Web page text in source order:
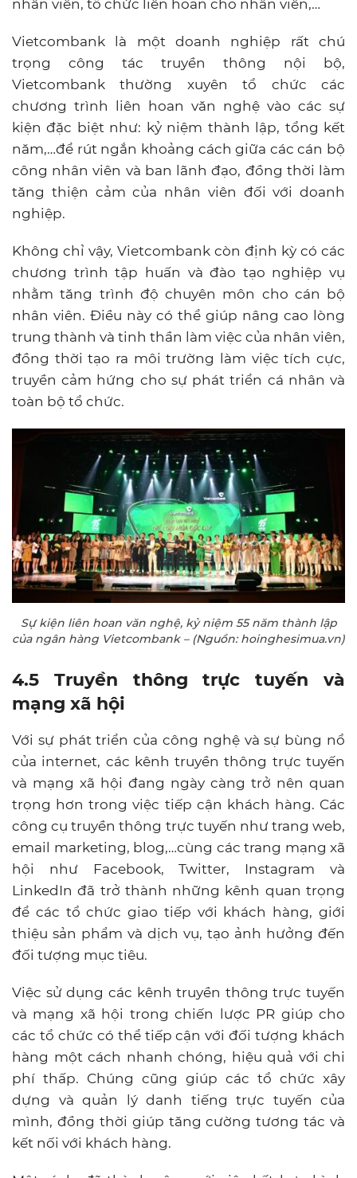
nhân viên, tổ chức liên hoan cho nhân viên,…
Vietcombank là một doanh nghiệp rất chú
trọng công tác truyền thông nội bộ,
Vietcombank thường xuyên tổ chức các
chương trình liên hoan văn nghệ vào các sự
kiện đặc biệt như: kỷ niệm thành lập, tổng kết
năm,…để rút ngắn khoảng cách giữa các cán bộ
công nhân viên và ban lãnh đạo, đồng thời làm
tăng thiện cảm của nhân viên đối với doanh
nghiệp.
Không chỉ vậy, Vietcombank còn định kỳ có các
chương trình tập huấn và đào tạo nghiệp vụ
nhằm tăng trình độ chuyên môn cho cán bộ
nhân viên. Điều này có thể giúp nâng cao lòng
trung thành và tinh thần làm việc của nhân viên,
đồng thời tạo ra môi trường làm việc tích cực,
truyền cảm hứng cho sự phát triển cá nhân và
toàn bộ tổ chức.
Sự kiện liên hoan văn nghệ, kỷ niệm 55 năm thành lập
của ngân hàng Vietcombank – (Nguồn: hoinghesimua.vn)
4.5 Truyền thông trực tuyến và
mạng xã hội
Với sự phát triển của công nghệ và sự bùng nổ
của internet, các kênh truyền thông trực tuyến
và mạng xã hội đang ngày càng trở nên quan
trọng hơn trong việc tiếp cận khách hàng. Các
công cụ truyền thông trực tuyến như trang web,
email marketing, blog,…cùng các trang mạng xã
hội như Facebook, Twitter, Instagram và
LinkedIn đã trở thành những kênh quan trọng
để các tổ chức giao tiếp với khách hàng, giới
thiệu sản phẩm và dịch vụ, tạo ảnh hưởng đến
đối tượng mục tiêu.
Việc sử dụng các kênh truyền thông trực tuyến
và mạng xã hội trong chiến lược PR giúp cho
các tổ chức có thể tiếp cận với đối tượng khách
hàng một cách nhanh chóng, hiệu quả với chi
phí thấp. Chúng cũng giúp các tổ chức xây
dựng và quản lý danh tiếng trực tuyến của
mình, đồng thời giúp tăng cường tương tác và
kết nối với khách hàng.